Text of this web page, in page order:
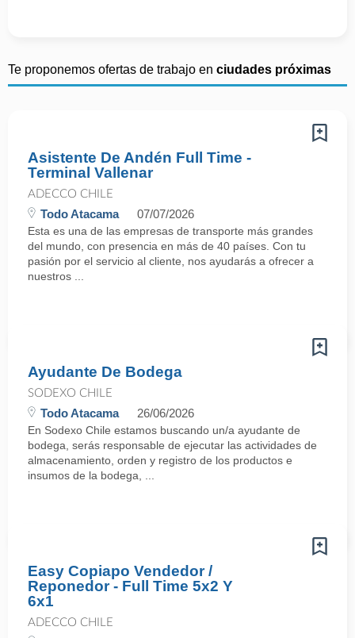
Te proponemos ofertas de trabajo en ciudades próximas
Asistente De Andén Full Time -
Terminal Vallenar
ADECCO CHILE
Todo Atacama 07/07/2026
Esta es una de las empresas de transporte más grandes
del mundo, con presencia en más de 40 países. Con tu
pasión por el servicio al cliente, nos ayudarás a ofrecer a
nuestros ...
Ayudante De Bodega
SODEXO CHILE
Todo Atacama 26/06/2026
En Sodexo Chile estamos buscando un/a ayudante de
bodega, serás responsable de ejecutar las actividades de
almacenamiento, orden y registro de los productos e
insumos de la bodega, ...
Easy Copiapo Vendedor /
Reponedor - Full Time 5x2 Y
6x1
ADECCO CHILE